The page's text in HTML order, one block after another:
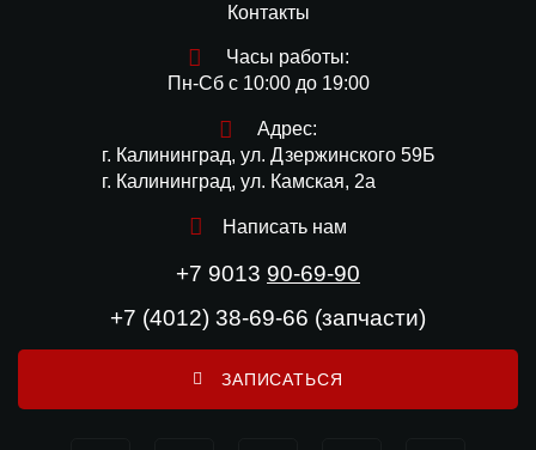
Контакты
Часы работы:
Пн-Сб с 10:00 до 19:00
Адрес:
г. Калининград, ул. Дзержинского 59Б
г. Калининград, ул. Камская, 2а
Написать нам
+7 9013 90-69-90
+7 (4012) 38-69-66 (запчасти)
ЗАПИСАТЬСЯ